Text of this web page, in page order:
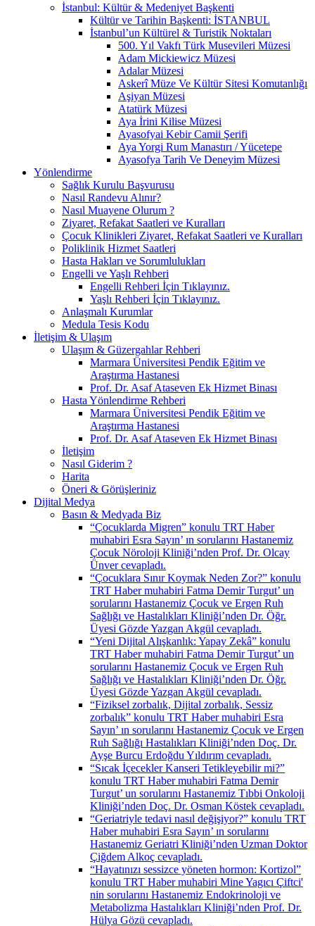
İstanbul: Kültür & Medeniyet Başkenti
Kültür ve Tarihin Başkenti: İSTANBUL
İstanbul’un Kültürel & Turistik Noktaları
500. Yıl Vakfı Türk Musevileri Müzesi
Adam Mickiewicz Müzesi
Adalar Müzesi
Askerî Müze Ve Kültür Sitesi Komutanlığı
Aşiyan Müzesi
Atatürk Müzesi
Aya İrini Kilise Müzesi
Ayasofyai Kebir Camii Şerifi
Aya Yorgi Rum Manastırı / Yücetepe
Ayasofya Tarih Ve Deneyim Müzesi
Yönlendirme
Sağlık Kurulu Başvurusu
Nasıl Randevu Alınır?
Nasıl Muayene Olurum ?
Ziyaret, Refakat Saatleri ve Kuralları
Çocuk Klinikleri Ziyaret, Refakat Saatleri ve Kuralları
Poliklinik Hizmet Saatleri
Hasta Hakları ve Sorumlulukları
Engelli ve Yaşlı Rehberi
Engelli Rehberi İçin Tıklayınız.
Yaşlı Rehberi İçin Tıklayınız.
Anlaşmalı Kurumlar
Medula Tesis Kodu
İletişim & Ulaşım
Ulaşım & Güzergahlar Rehberi
Marmara Üniversitesi Pendik Eğitim ve
Araştırma Hastanesi
Prof. Dr. Asaf Ataseven Ek Hizmet Binası
Hasta Yönlendirme Rehberi
Marmara Üniversitesi Pendik Eğitim ve
Araştırma Hastanesi
Prof. Dr. Asaf Ataseven Ek Hizmet Binası
İletişim
Nasıl Giderim ?
Harita
Öneri & Görüşleriniz
Dijital Medya
Basın & Medyada Biz
“Çocuklarda Migren” konulu TRT Haber
muhabiri Esra Sayın’ ın sorularını Hastanemiz
Çocuk Nöroloji Kliniği’nden Prof. Dr. Olcay
Ünver cevapladı.
“Çocuklara Sınır Koymak Neden Zor?” konulu
TRT Haber muhabiri Fatma Demir Turgut’ un
sorularını Hastanemiz Çocuk ve Ergen Ruh
Sağlığı ve Hastalıkları Kliniği’nden Dr. Öğr.
Üyesi Gözde Yazgan Akgül cevapladı.
“Yeni Dijital Alışkanlık: Yapay Zekâ” konulu
TRT Haber muhabiri Fatma Demir Turgut’ un
sorularını Hastanemiz Çocuk ve Ergen Ruh
Sağlığı ve Hastalıkları Kliniği’nden Dr. Öğr.
Üyesi Gözde Yazgan Akgül cevapladı.
“Fiziksel zorbalık, Dijital zorbalık, Sessiz
zorbalık” konulu TRT Haber muhabiri Esra
Sayın’ ın sorularını Hastanemiz Çocuk ve Ergen
Ruh Sağlığı Hastalıkları Kliniği’nden Doç. Dr.
Ayşe Burcu Erdoğdu Yıldırım cevapladı.
“Sıcak İçecekler Kanseri Tetikleyebilir mi?”
konulu TRT Haber muhabiri Fatma Demir
Turgut’ un sorularını Hastanemiz Tıbbi Onkoloji
Kliniği’nden Doç. Dr. Osman Köstek cevapladı.
“Geriatriyle tedavi nasıl değişiyor?” konulu TRT
Haber muhabiri Esra Sayın’ ın sorularını
Hastanemiz Geriatri Kliniği’nden Uzman Doktor
Çiğdem Alkoç cevapladı.
“Hayatınızı sessizce yöneten hormon: Kortizol”
konulu TRT Haber muhabiri Mine Yagıcı Çiftci'
nin sorularını Hastanemiz Endokrinoloji ve
Metabolizma Hastalıkları Kliniği’nden Prof. Dr.
Hülya Gözü cevapladı.